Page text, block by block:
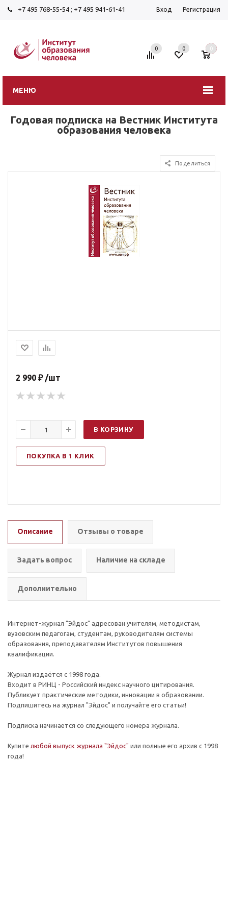
+7 495 768-55-54 ; +7 495 941-61-41 Вход Регистрация
МЕНЮ
0 0 0
Годовая подписка на Вестник Института
образования человека
Поделиться
2 990 ₽ /шт
В КОРЗИНУ
ПОКУПКА В 1 КЛИК
Описание Отзывы о товаре
Задать вопрос Наличие на складе
Дополнительно
Интернет-журнал "Эйдос" адресован учителям, методистам,
вузовским педагогам, студентам, руководителям системы
образования, преподавателям Институтов повышения
квалификации.
Журнал издаётся с 1998 года.
Входит в РИНЦ - Российский индекс научного цитирования.
Публикует практические методики, инновации в образовании.
Подпишитесь на журнал "Эйдос" и получайте его статьи!
Подписка начинается со следующего номера журнала.
Купите любой выпуск журнала "Эйдос" или полные его архив с 1998
года!